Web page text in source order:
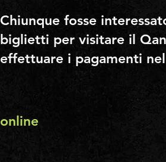
Chiunque fosse
biglietti per visitare il
effettuare i pagamenti
online